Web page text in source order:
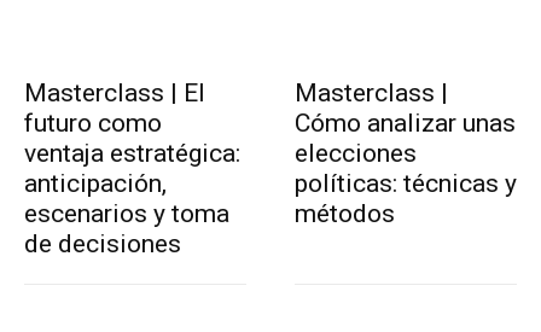
Masterclass | El
futuro como
ventaja estratégica:
anticipación,
escenarios y toma
de decisiones
Masterclass |
Cómo analizar unas
elecciones
políticas: técnicas y
métodos